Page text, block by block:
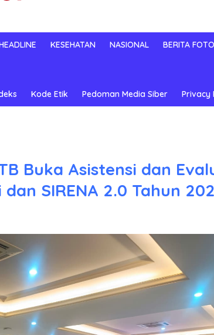
KESEHATAN NASIONAL BERITA FOTO
Kode Etik Pedoman Media Siber Privacy
Buka Asistensi dan
SIRENA 2.0 Tahun